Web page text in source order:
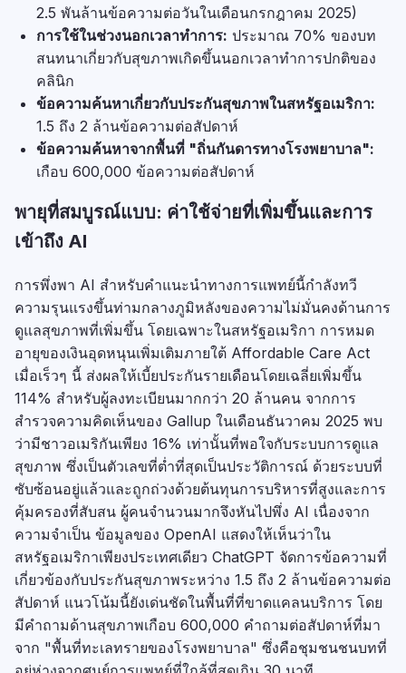
2.5 พันล้านข้อความต่อวันในเดือนกรกฎาคม 2025)
การใช้ในช่วงนอกเวลาทำการ: ประมาณ 70% ของบท
สนทนาเกี่ยวกับสุขภาพเกิดขึ้นนอกเวลาทำการปกติของ
คลินิก
ข้อความค้นหาเกี่ยวกับประกันสุขภาพในสหรัฐอเมริกา:
1.5 ถึง 2 ล้านข้อความต่อสัปดาห์
ข้อความค้นหาจากพื้นที่ "ถิ่นกันดารทางโรงพยาบาล":
เกือบ 600,000 ข้อความต่อสัปดาห์
พายุที่สมบูรณ์แบบ: ค่าใช้จ่ายที่เพิ่มขึ้นและการ
เข้าถึง AI
การพึ่งพา AI สำหรับคำแนะนำทางการแพทย์นี้กำลังทวี
ความรุนแรงขึ้นท่ามกลางภูมิหลังของความไม่มั่นคงด้านการ
ดูแลสุขภาพที่เพิ่มขึ้น โดยเฉพาะในสหรัฐอเมริกา การหมด
อายุของเงินอุดหนุนเพิ่มเติมภายใต้ Affordable Care Act
เมื่อเร็วๆ นี้ ส่งผลให้เบี้ยประกันรายเดือนโดยเฉลี่ยเพิ่มขึ้น
114% สำหรับผู้ลงทะเบียนมากกว่า 20 ล้านคน จากการ
สำรวจความคิดเห็นของ Gallup ในเดือนธันวาคม 2025 พบ
ว่ามีชาวอเมริกันเพียง 16% เท่านั้นที่พอใจกับระบบการดูแล
สุขภาพ ซึ่งเป็นตัวเลขที่ต่ำที่สุดเป็นประวัติการณ์ ด้วยระบบที่
ซับซ้อนอยู่แล้วและถูกถ่วงด้วยต้นทุนการบริหารที่สูงและการ
คุ้มครองที่สับสน ผู้คนจำนวนมากจึงหันไปพึ่ง AI เนื่องจาก
ความจำเป็น ข้อมูลของ OpenAI แสดงให้เห็นว่าใน
สหรัฐอเมริกาเพียงประเทศเดียว ChatGPT จัดการข้อความที่
เกี่ยวข้องกับประกันสุขภาพระหว่าง 1.5 ถึง 2 ล้านข้อความต่อ
สัปดาห์ แนวโน้มนี้ยังเด่นชัดในพื้นที่ที่ขาดแคลนบริการ โดย
มีคำถามด้านสุขภาพเกือบ 600,000 คำถามต่อสัปดาห์ที่มา
จาก "พื้นที่ทะเลทรายของโรงพยาบาล" ซึ่งคือชุมชนชนบทที่